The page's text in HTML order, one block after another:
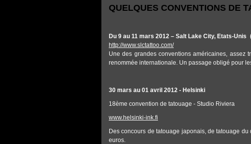
QUELQUES CONVENTIONS DE
Du 9 au 11 mars 2012 – Salt Lake City, Etats-
http://www.slctattoo.com/
Une des grandes conventions américaines, assez
renommée internationale. Un passage obligé pour
30 mars au 01 avril 2012 - Helsinki
18ème convention de tatouage - Studio Riviera
www.helsinki-ink.fi
Des concours de tatouage japonais, de tatouage
euros.